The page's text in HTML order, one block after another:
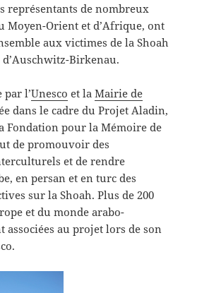
représentants de nombreux
Moyen-Orient et d’Afrique, ont
aux victimes de la Shoah
Birkenau.
par l’Unesco et laMairie de
dans le cadre du Projet Aladin,
Fondation pour la Mémoire de
de promouvoir des
et de rendre
en persan et en turc des
sur la Shoah. Plus de 200
et du monde arabo-
associées au projet lors de son